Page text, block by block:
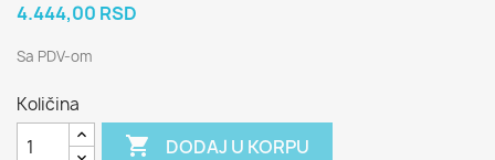
4.444,00 RSD
Sa PDV-om
Količina
 DODAJ U KORPU